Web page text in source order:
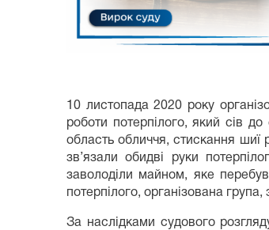
10 листопада 2020 року
роботи потерпілого, який сів
область обличчя, стискання шиї
зв’язали обидві руки
заволоділи майном, яке
потерпілого, організована
За наслідками судового